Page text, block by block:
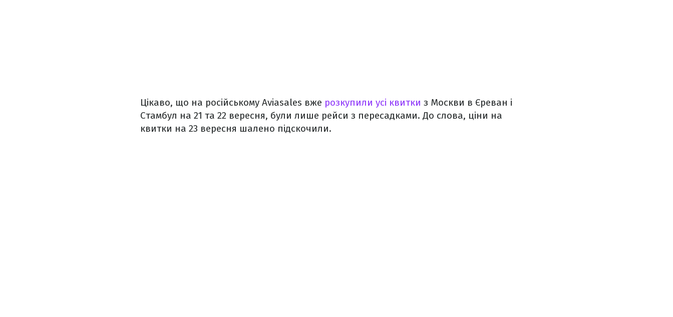
Цікаво, що на російському Aviasales вже розкупили усі квитки з Москви в Єреван і
Стамбул на 21 та 22 вересня, були лише рейси з пересадками. До слова, ціни на
квитки на 23 вересня шалено підскочили.